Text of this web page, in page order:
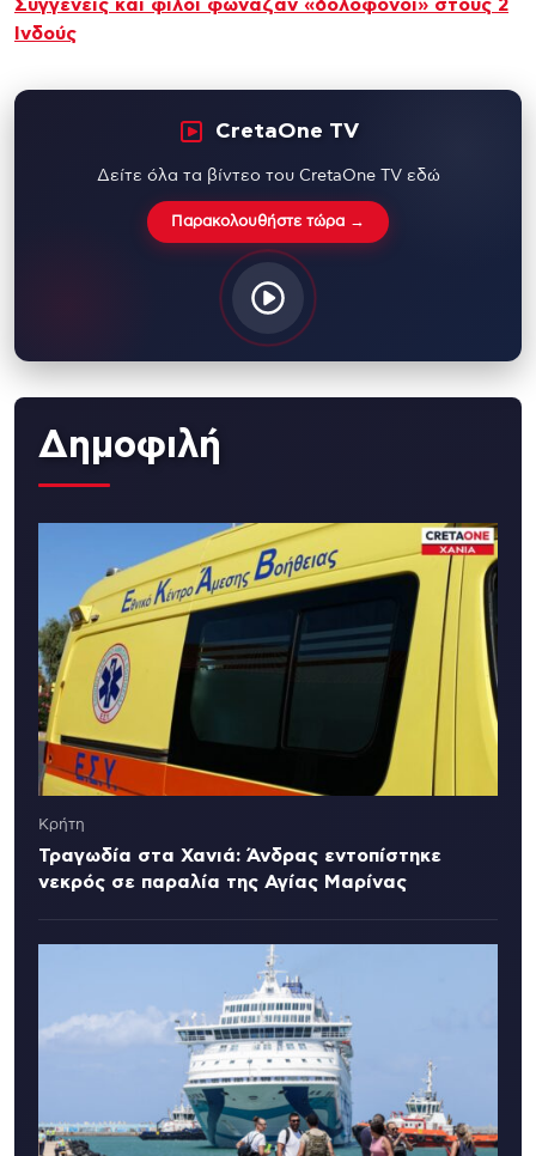
Συγγενείς και φίλοι φώναζαν «δολοφόνοι» στους 2
Ινδούς
CretaOne TV
Δείτε όλα τα βίντεο του CretaOne TV εδώ
Παρακολουθήστε τώρα →
Δημοφιλή
Κρήτη
Τραγωδία στα Χανιά: Άνδρας εντοπίστηκε
νεκρός σε παραλία της Αγίας Μαρίνας